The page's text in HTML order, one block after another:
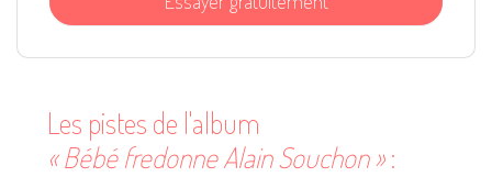
Les pistes de l'album
« Bébé fredonne Alain Souchon »: